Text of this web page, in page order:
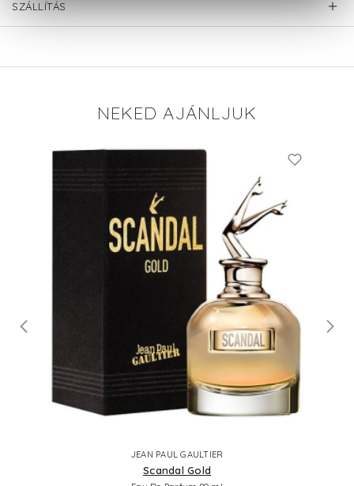
SZÁLLÍTÁS
NEKED AJÁNLJUK
JEAN PAUL GAULTIER
Scandal Gold